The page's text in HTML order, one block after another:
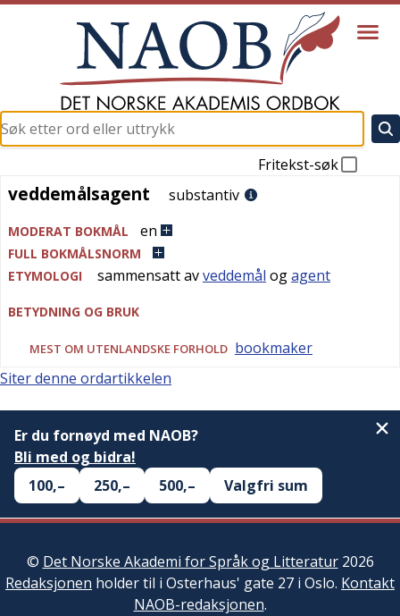
Fritekst-søk
veddemålsagent
veddemålsagent substantiv
MODERAT BOKMÅL en
FULL BOKMÅLSNORM
ETYMOLOGI
sammensatt avveddemål ogagent
BETYDNING OG BRUK
MEST OM UTENLANDSKE FORHOLD bookmaker
Siter denne ordartikkelen
Er du fornøyd med NAOB?
Bli med og bidra!
100,–
250,– 500,– Valgfri sum
© Det Norske Akademi for Språk og Litteratur2026
Redaksjonen holder til i Osterhaus' gate 27 i Oslo. Kontakt
NAOB-redaksjonen.